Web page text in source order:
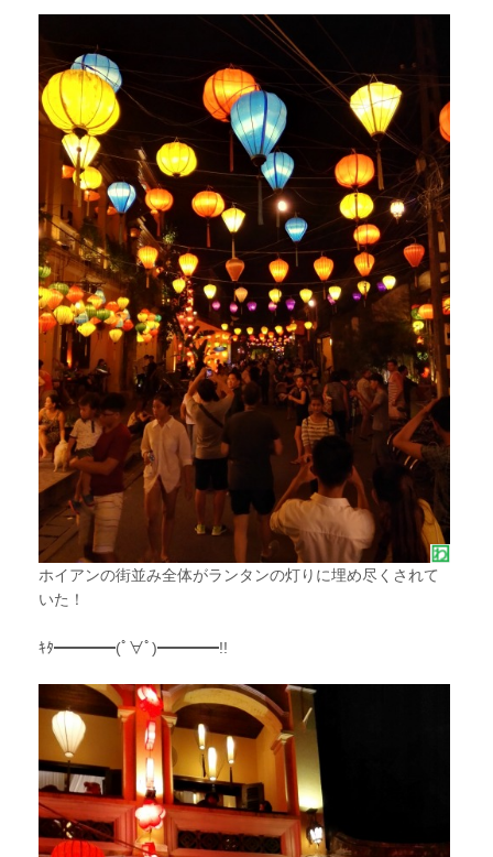
ホイアンの街並み全体がランタンの灯りに埋め尽くされて
いた！
ｷﾀ━━━━(ﾟ∀ﾟ)━━━━!!